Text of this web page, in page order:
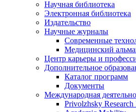
Научная библиотека
Электронная библиотека
Издательство
Научные журналы
Современные
Медицинский
Центр карьеры и
Дополнительное
Каталог программ
Документы
Международная
Privolzhsky